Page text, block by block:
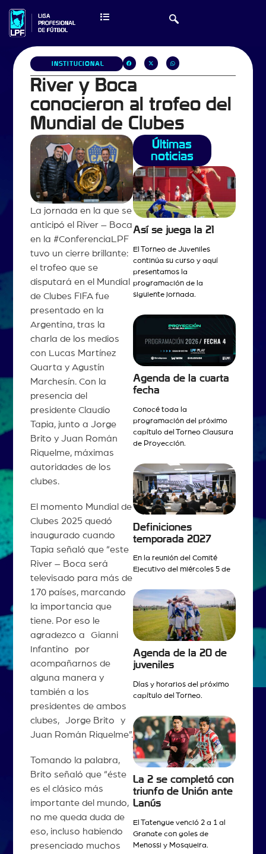
INSTITUCIONAL
River y Boca
conocieron al trofeo del
Mundial de Clubes
La jornada en la que se
anticipó el River – Boca
en la #ConferenciaLPF
tuvo un cierre brillante:
el trofeo que se
disputará en el Mundial
de Clubes FIFA fue
presentado en la
Argentina, tras la
charla de los medios
con Lucas Martínez
Quarta y Agustín
Marchesín. Con la
presencia del
presidente Claudio
Tapia, junto a Jorge
Brito y Juan Román
Riquelme, máximas
autoridades de los
clubes.
El momento Mundial de
Clubes 2025 quedó
inaugurado cuando
Tapia señaló que “este
River – Boca será
televisado para más de
170 países, marcando
la importancia que
tiene. Por eso le
agradezco a Gianni
Infantino por
acompañarnos de
alguna manera y
también a los
presidentes de ambos
clubes, Jorge Brito y
Juan Román Riquelme”.
Tomando la palabra,
Brito señaló que “éste
es el clásico más
importante del mundo,
no me queda duda de
eso, incluso habiendo
presenciado muchos
Últimas
noticias
Así se juega la 21
El Torneo de Juveniles
continúa su curso y aquí
presentamos la
programación de la
siguiente jornada.
Agenda de la cuarta
fecha
Conocé toda la
programación del próximo
capítulo del Torneo Clausura
de Proyección.
Definiciones
temporada 2027
En la reunión del Comité
Ejecutivo del miércoles 5 de
Agenda de la 20 de
juveniles
Días y horarios del próximo
capítulo del Torneo.
La 2 se completó con
triunfo de Unión ante
Lanús
El Tatengue venció 2 a 1 al
Granate con goles de
Menossi y Mosqueira.